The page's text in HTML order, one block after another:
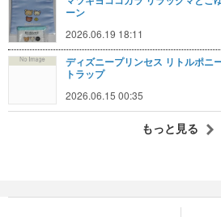
ーン
2026.06.19 18:11
ディズニープリンセス リトルポニ
トラップ
2026.06.15 00:35
もっと見る